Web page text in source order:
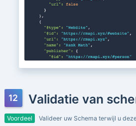
Validatie van
Voordeel Valideer uw Schema terwijl u